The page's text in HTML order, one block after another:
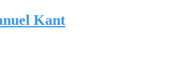
Kant